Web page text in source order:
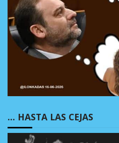
… HASTA LAS CEJAS